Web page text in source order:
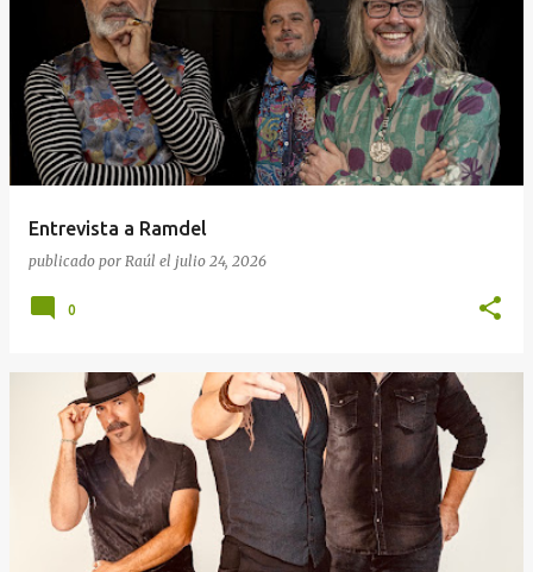
Entrevista a Ramdel
publicado por Raúl el julio 24, 2026
0